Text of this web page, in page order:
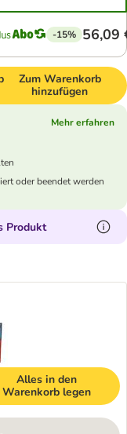
-15% 56,09
Zum Warenkorb
hinzufügen
Mehr erfahren
oder beendet werden
Produkt
Alles in den
Warenkorb legen